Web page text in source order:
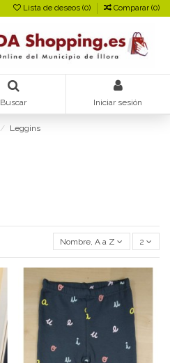
Lista de deseos (0) Comparar (0)
Buscar Iniciar sesión
Leggins
Nombre, A a Z 2